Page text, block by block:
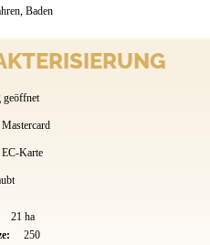
Baden
geöffnet
Karte
21 ha
250